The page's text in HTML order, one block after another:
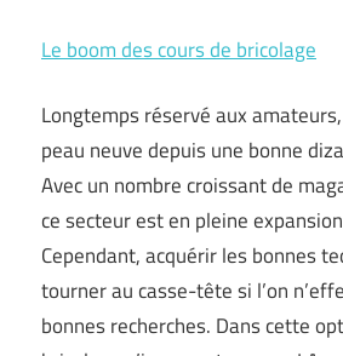
Le boom des cours de bricolage
Longtemps réservé aux
peau neuve depuis une bonne
Avec un nombre croissant de
ce secteur est en pleine
Cependant, acquérir les bonnes
tourner au casse-tête si l’on
bonnes recherches. Dans cette